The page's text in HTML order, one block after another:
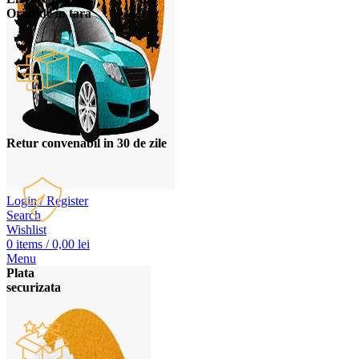
Login / Register
Search
Wishlist
0 items / 0,00 lei
Menu
Oriunde in tara
Retur convenabil in 30 de zile
Plata
securizata